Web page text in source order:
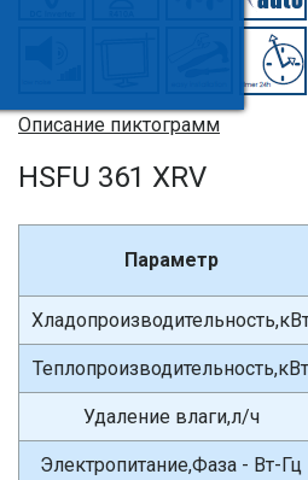
Описание пиктограмм
HSFU 361 XRV
Параметр
Теплопроизводительность,кВт
Удаление влаги,л/ч
Электропитание,Фаза - Вт-Гц